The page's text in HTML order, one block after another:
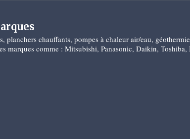
chauffants, pompes à chaleur air/eau,
marques comme : Mitsubishi, Panasonic, Daikin,